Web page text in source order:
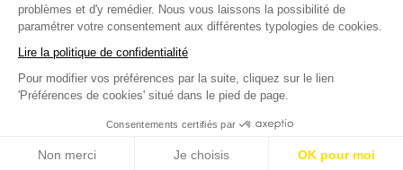
problèmes et d'y remédier. Nous vous laissons la possibilité de
paramétrer votre consentement aux différentes typologies de cookies.
Lire la politique de confidentialité
Pour modifier vos préférences par la suite, cliquez sur le lien
'Préférences de cookies' situé dans le pied de page.
Consentements certifiés par
Non merci Je choisis OK pour moi
Suivez-nous
Moyens de paiement